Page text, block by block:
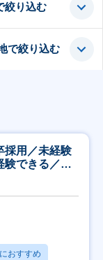
絞り込む
で絞り込む
採用／未経験
験できる／研
おすすめ